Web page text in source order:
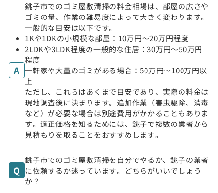
銚子市でのゴミ屋敷清掃の料金相場は、部屋の広さや
ゴミの量、作業の難易度によって大きく変わります。
一般的な目安は以下です。
1Kや1DKの小規模な部屋：10万円〜20万円程度
2LDKや3LDK程度の一般的な住居：30万円〜50万円
程度
一軒家や大量のゴミがある場合：50万円〜100万円以
上
ただし、これらはあくまで目安であり、実際の料金は
現地調査後に決まります。追加作業（害虫駆除、消毒
など）が必要な場合は別途費用がかかることもありま
す。適正価格を知るためには、銚子で複数の業者から
見積もりを取ることをおすすめします。
銚子市でのゴミ屋敷清掃を自分でやるか、銚子の業者
に依頼するか迷っています。どちらがいいでしょう
か？